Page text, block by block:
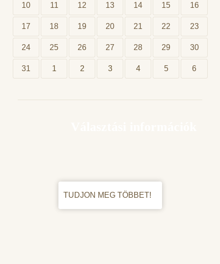
10 11 12 13 14 15 16
17 18 19 20 21 22 23
24 25 26 27 28 29 30
31 1 2 3 4 5 6
TUDJON MEG TÖBBET!